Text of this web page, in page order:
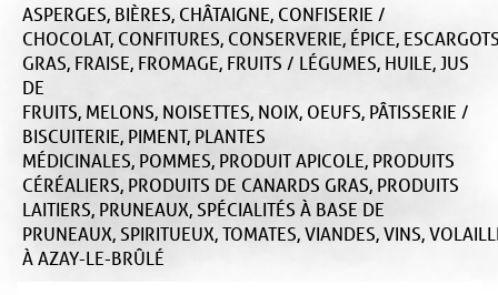
ASPERGES, BIÈRES, CHÂTAIGNE, CONFISERIE /
CHOCOLAT, CONFITURES, CONSERVERIE, ÉPICE,
GRAS, FRAISE, FROMAGE, FRUITS / LÉGUMES, HUILE, JUS
DE
FRUITS, MELONS, NOISETTES, NOIX, OEUFS, PÂTISSERIE /
BISCUITERIE, PIMENT, PLANTES
MÉDICINALES, POMMES, PRODUIT APICOLE, PRODUITS
CÉRÉALIERS, PRODUITS DE CANARDS GRAS, PRODUITS
LAITIERS, PRUNEAUX, SPÉCIALITÉS À BASE DE
PRUNEAUX, SPIRITUEUX,TOMATES,VIANDES,VINS,
À AZAY-LE-BRÛLÉ